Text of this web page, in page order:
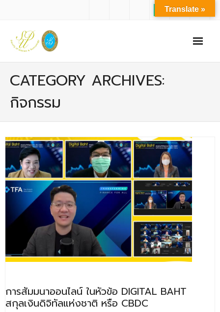
- ปรัชญาการจัดการศึกษา มหาวิทยาลัยสวนดุสิต
- ประวัติความเป็นมาของคณะ
- บุคลากร
- - สำนักงานคณะวิทยาศาสตร์และเทคโนโลยี
- - บุคลากรวิชาการ
- - บุคลากรสนับสนุน
หลักสูตร
- - วิทยาการคอมพิวเตอร์
- - วิทยาศาสตร์เครื่องสำอาง
CATEGORY ARCHIVES:
กิจกรรม
การสัมมนาออนไลน์ ในหัวข้อ DIGITAL BAHT
สกุลเงินดิจิทัลแห่งชาติ หรือ CBDC
Translate »